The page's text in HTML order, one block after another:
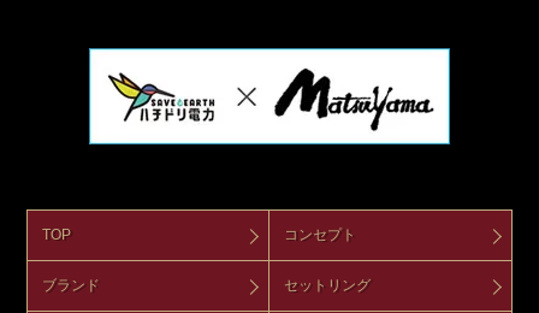
TOP コンセプト
ブランド セットリング